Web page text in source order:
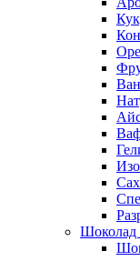
Шоколад